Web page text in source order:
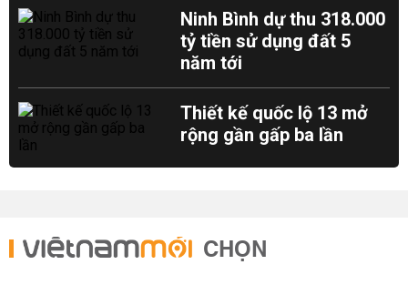
Ninh Bình dự thu 318.000
tỷ tiền sử dụng đất 5
năm tới
Thiết kế quốc lộ 13 mở
rộng gần gấp ba lần
CHỌN